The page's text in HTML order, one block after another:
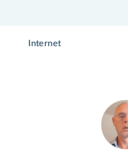
Internet